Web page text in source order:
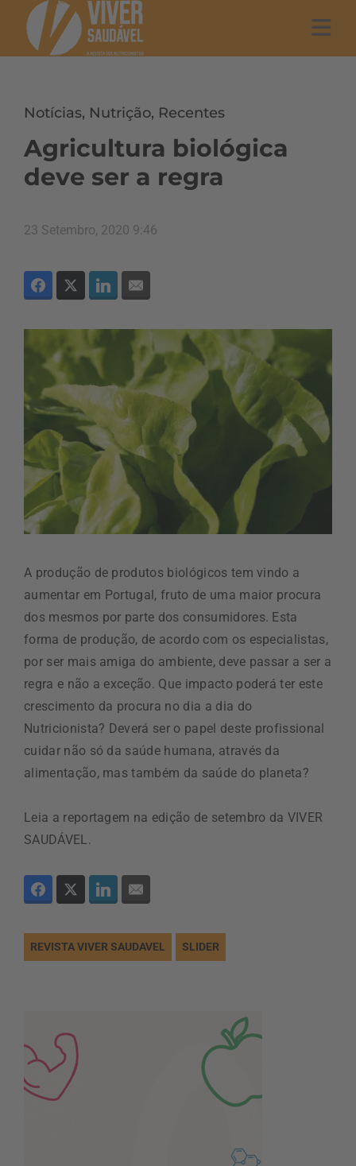
Notícias, Nutrição, Recentes
Agricultura biológica
deve ser a regra
23 Setembro, 2020 9:46
A produção de produtos biológicos tem vindo a
aumentar em Portugal, fruto de uma maior procura
dos mesmos por parte dos consumidores. Esta
forma de produção, de acordo com os especialistas,
por ser mais amiga do ambiente, deve passar a ser a
regra e não a exceção. Que impacto poderá ter este
crescimento da procura no dia a dia do
Nutricionista? Deverá ser o papel deste profissional
cuidar não só da saúde humana, através da
alimentação, mas também da saúde do planeta?
Leia a reportagem na edição de setembro da VIVER
SAUDÁVEL.
REVISTA VIVER SAUDAVEL SLIDER